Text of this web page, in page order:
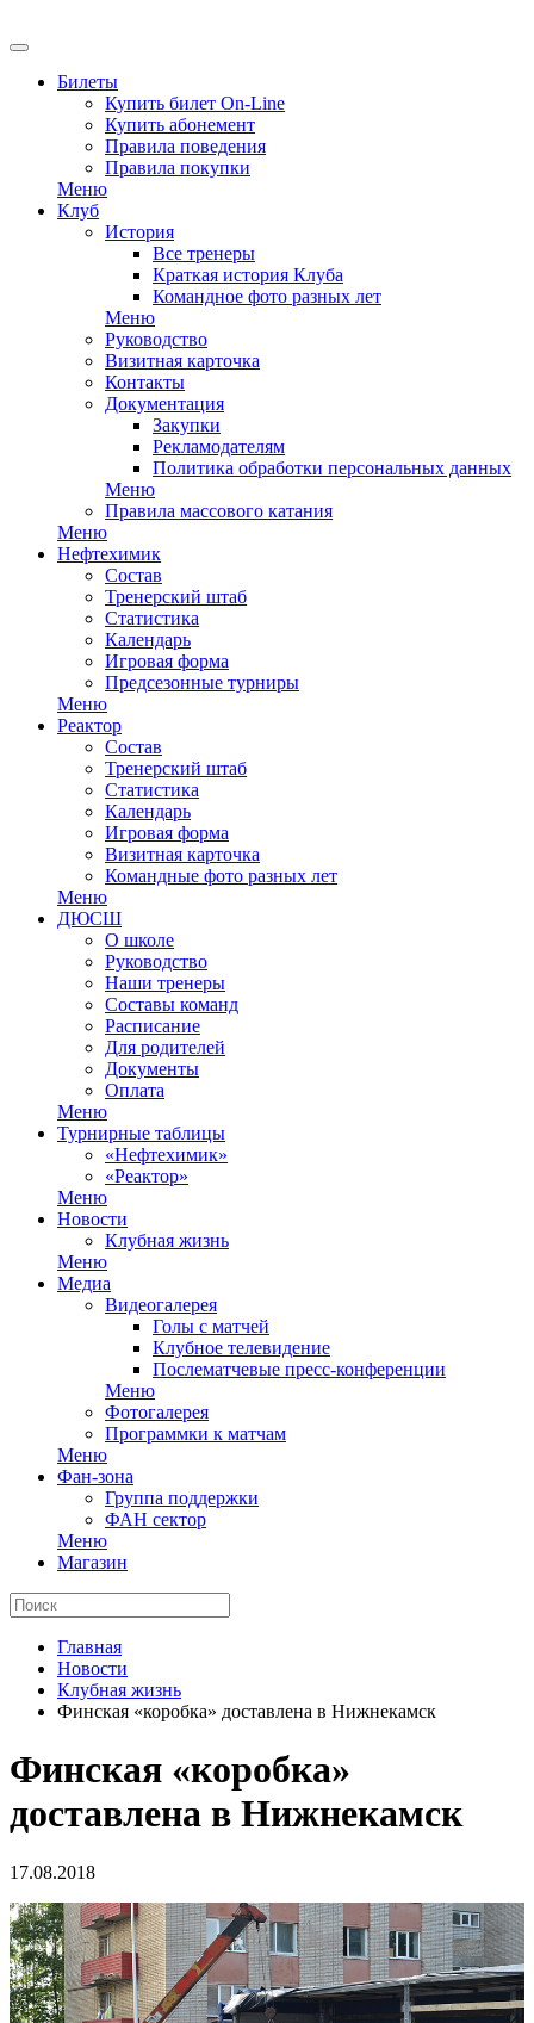
Билеты
Купить билет On-Line
Купить абонемент
Правила поведения
Правила покупки
Меню
Клуб
История
Все тренеры
Краткая история Клуба
Командное фото разных лет
Меню
Руководство
Визитная карточка
Контакты
Документация
Закупки
Рекламодателям
Политика обработки персональных данных
Меню
Правила массового катания
Меню
Нефтехимик
Состав
Тренерский штаб
Статистика
Календарь
Игровая форма
Предсезонные турниры
Меню
Реактор
Состав
Тренерский штаб
Статистика
Календарь
Игровая форма
Визитная карточка
Командные фото разных лет
Меню
ДЮСШ
О школе
Руководство
Наши тренеры
Составы команд
Расписание
Для родителей
Документы
Оплата
Меню
Турнирные таблицы
«Нефтехимик»
«Реактор»
Меню
Новости
Клубная жизнь
Меню
Медиа
Видеогалерея
Голы с матчей
Клубное телевидение
Послематчевые пресс-конференции
Меню
Фотогалерея
Программки к матчам
Меню
Фан-зона
Группа поддержки
ФАН сектор
Меню
Магазин
Главная
Новости
Клубная жизнь
Финская «коробка» доставлена в Нижнекамск
Финская «коробка»
доставлена в Нижнекамск
17.08.2018